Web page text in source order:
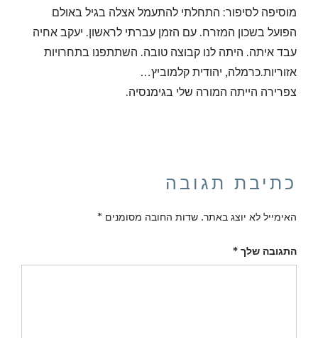
מוסיפה לסיפור: התחלתי להתעמל אצלה בגיל באולם
הפועל בשכון המזרח. עם הזמן עברתי לראשון. יעקב אחיה
עבד איתה. היתה לנו קבוצה טובה. השתתפנו בתחרויות
אזוריות.כרמלה, יהודית קלמוביץ…
צפרירה הייתה המורה שלי בגימנסיה.
כתיבת תגובה
האימייל לא יוצג באתר. שדות החובה מסומנים *
התגובה שלך *